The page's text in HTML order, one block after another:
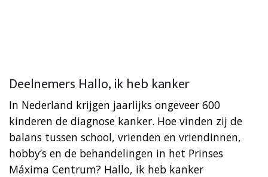
Deelnemers Hallo, ik heb kanker
In Nederland krijgen jaarlijks ongeveer 600
kinderen de diagnose kanker. Hoe vinden zij de
balans tussen school, vrienden en vriendinnen,
hobby’s en de behandelingen in het Prinses
Máxima Centrum? Hallo, ik heb kanker